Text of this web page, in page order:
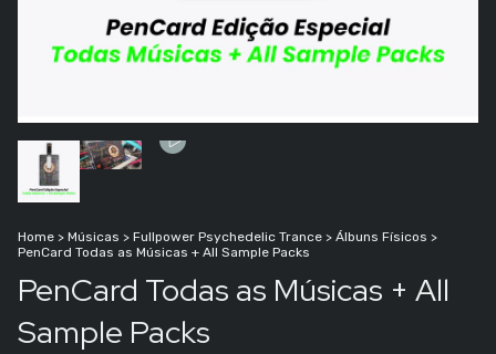
Home > Músicas > Fullpower Psychedelic Trance > Álbuns Físicos >
PenCard Todas as Músicas + All Sample Packs
PenCard Todas as Músicas + All
Sample Packs